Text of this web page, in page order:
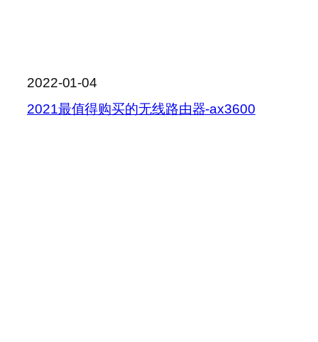
2022-01-04
2021最值得购买的无线路由器-ax3600